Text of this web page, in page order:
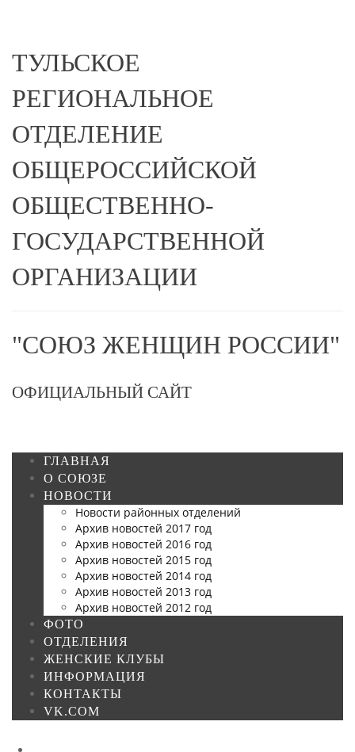
ТУЛЬСКОЕ
РЕГИОНАЛЬНОЕ
ОТДЕЛЕНИЕ
ОБЩЕРОССИЙСКОЙ
ОБЩЕСТВЕННО-
ГОСУДАРСТВЕННОЙ
ОРГАНИЗАЦИИ
"СОЮЗ ЖЕНЩИН РОССИИ"
ОФИЦИАЛЬНЫЙ САЙТ
ГЛАВНАЯ
О СОЮЗЕ
НОВОСТИ
Новости районных отделений
Архив новостей 2017 год
Архив новостей 2016 год
Архив новостей 2015 год
Архив новостей 2014 год
Архив новостей 2013 год
Архив новостей 2012 год
ФОТО
ОТДЕЛЕНИЯ
ЖЕНСКИЕ КЛУБЫ
ИНФОРМАЦИЯ
КОНТАКТЫ
VK.COM